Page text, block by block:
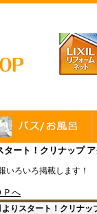
ート！クリナップ
いろいろ掲載します！
Ｐへ
りスタート！クリナッ